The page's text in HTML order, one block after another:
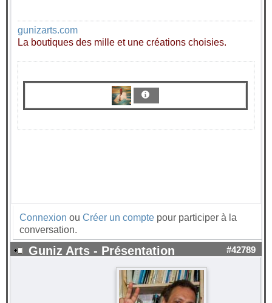
gunizarts.com
La boutiques des mille et une créations choisies.
Connexion ou Créer un compte pour participer à la
conversation.
Guniz Arts - Présentation #42789